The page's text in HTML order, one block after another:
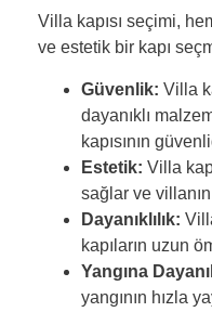
Villa kapısı seçimi,
ve estetik bir kapı
Güvenlik: Villa
dayanıklı
kapısının
Estetik: Villa
sağlar ve
Dayanıklılık:
kapıların uzun
Yangına
yangının hızla